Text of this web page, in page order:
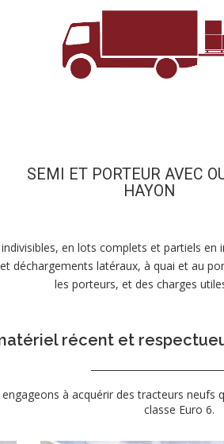
SEMI ET PORTEUR AVEC
HAYON
en lots complets et partiels
déchargements latéraux, à quai et au
les porteurs, et des charges
récent et
à acquérir des tracteurs
classe Euro 6.